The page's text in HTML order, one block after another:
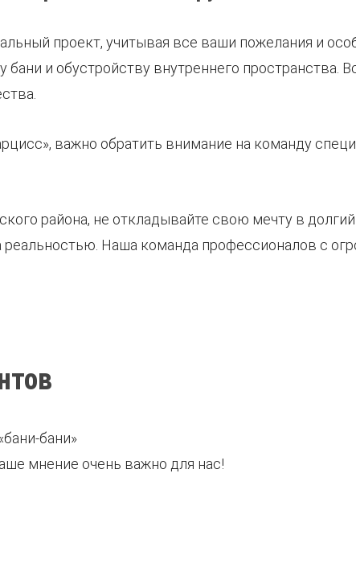
проект, учитывая все ваши пожелания и
и обустройству внутреннего пространства.
важно обратить внимание на команду
района, не откладывайте свою мечту в
Наша команда профессионалов с
бани»
мнение очень важно для нас!